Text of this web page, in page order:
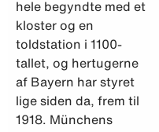
hele begyndte med et
kloster og en
toldstation i 1100-
tallet, og hertugerne
af Bayern har styret
lige siden da, frem til
1918. Münchens